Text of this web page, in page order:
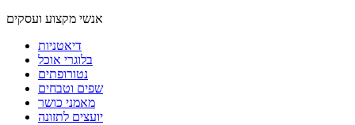
אנשי מקצוע ועסקים
דיאטניות
בלוגרי אוכל
נטורופתים
שפים וטבחים
מאמני כושר
יועצים לתזונה